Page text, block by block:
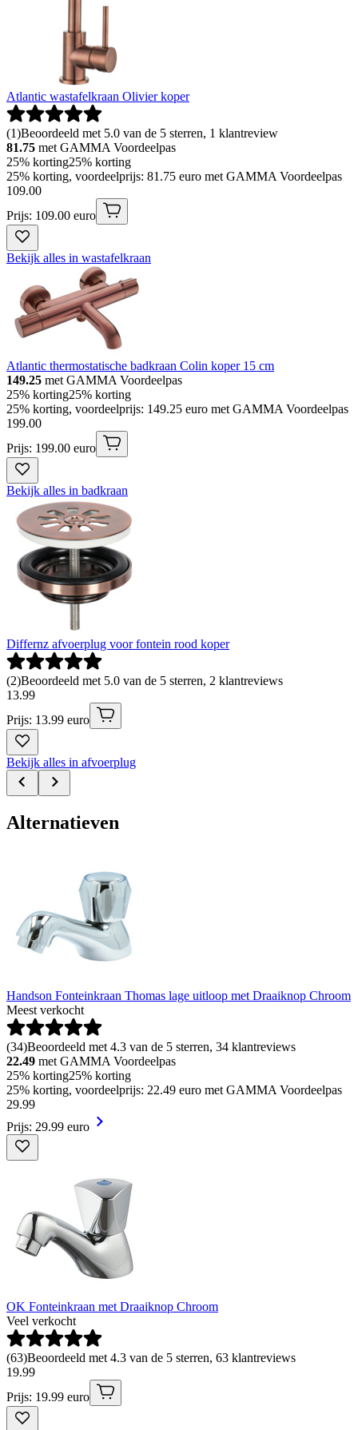
Atlantic wastafelkraan Olivier koper
(1)Beoordeeld met 5.0 van de 5 sterren, 1 klantreview
81.75 met GAMMA Voordeelpas
25% korting25% korting
25% korting, voordeelprijs: 81.75 euro met GAMMA Voordeelpas
109.00
Prijs: 109.00 euro
Bekijk alles in wastafelkraan
Atlantic thermostatische badkraan Colin koper 15 cm
149.25 met GAMMA Voordeelpas
25% korting25% korting
25% korting, voordeelprijs: 149.25 euro met GAMMA Voordeelpas
199.00
Prijs: 199.00 euro
Bekijk alles in badkraan
Differnz afvoerplug voor fontein rood koper
(2)Beoordeeld met 5.0 van de 5 sterren, 2 klantreviews
13.99
Prijs: 13.99 euro
Bekijk alles in afvoerplug
Alternatieven
Handson Fonteinkraan Thomas lage uitloop met Draaiknop Chroom
Meest verkocht
(34)Beoordeeld met 4.3 van de 5 sterren, 34 klantreviews
22.49 met GAMMA Voordeelpas
25% korting25% korting
25% korting, voordeelprijs: 22.49 euro met GAMMA Voordeelpas
29.99
Prijs: 29.99 euro
OK Fonteinkraan met Draaiknop Chroom
Veel verkocht
(63)Beoordeeld met 4.3 van de 5 sterren, 63 klantreviews
19.99
Prijs: 19.99 euro